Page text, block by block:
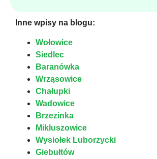
Inne wpisy na blogu:
Wołowice
Siedlec
Baranówka
Wrząsowice
Chałupki
Wadowice
Brzezinka
Mikluszowice
Wysiołek Luborzycki
Giebułtów